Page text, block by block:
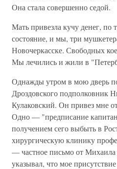
Она стала совершенно седой.
Мать привезла кучу денег, по
состояние, и мы, три
Новочеркасске. Свободных
Мы лечились и жили в
Однажды утром в мою дверь
Дроздовского подполковник
Кулаковский. Он привез мне
Одно — "предписание
получением сего выбыть в
хирургическую клинику
— частное письмо от Михаила
указывал, что мое